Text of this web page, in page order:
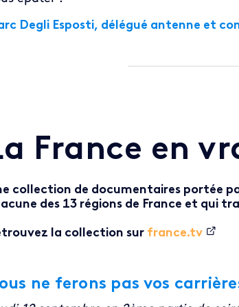
Degli Esposti, délégué antenne et
France en
collection de documentaires portée
des 13 régions de France et qui
la collection sur france.tv
ne ferons pas vos